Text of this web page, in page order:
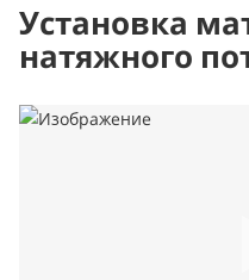
Установка
натяжного